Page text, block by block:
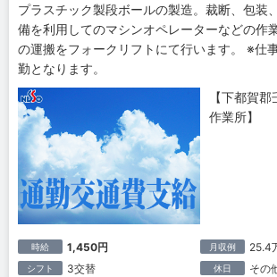
プラスチック製段ボールの製造。裁断、包装
備を利用してのマシンオペレーターなどの作
の運搬をフォークリフトにて行います。 ※仕
勤となります。
【下都賀
作業所】
時給 1,450円 月収例 25.4
シフト 3交替 休日 その